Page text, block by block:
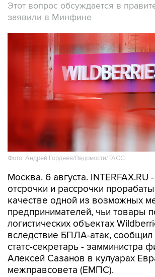
Этот вопрос обсуждается в
заявили в Минфине
Фото: Андрей Гордеев/Ведомости/ТАСС
Москва. 6 августа.
отсрочки и рассрочки
качестве одной из возможных
предпринимателей, чьи товары
логистических объектах
вследствие БПЛА-атак, сообщил
статс-секретарь - замминистра
Алексей Сазанов в кулуарах
межправсовета (ЕМПС).